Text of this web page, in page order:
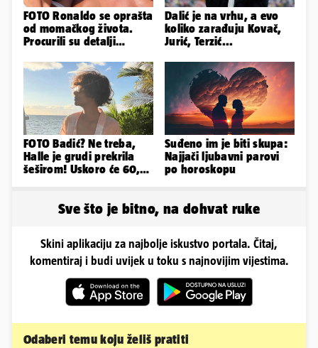
FOTO Ronaldo se oprašta
od momačkog života.
Procurili su detalji
Dalić je na vrhu, a evo
koliko zarađuju Kovač,
Jurić, Terzić...
FOTO Badić? Ne treba,
Halle je grudi prekrila
šeširom! Uskoro će 60,
Suđeno im je biti skupa:
Najjači ljubavni parovi
po horoskopu
Sve što je bitno, na dohvat ruke
Skini aplikaciju za najbolje iskustvo portala. Čitaj,
komentiraj i budi uvijek u toku s najnovijim vijestima.
Odaberi temu koju želiš pratiti